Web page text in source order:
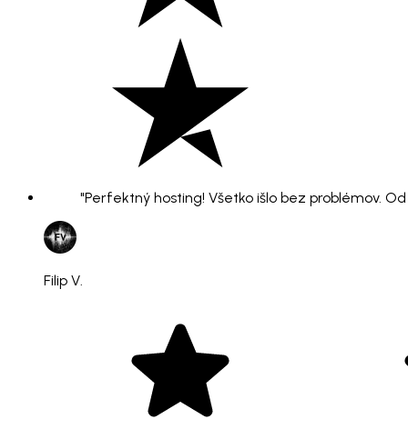
"Perfektný hosting! Všetko išlo bez problémov.
Filip V.